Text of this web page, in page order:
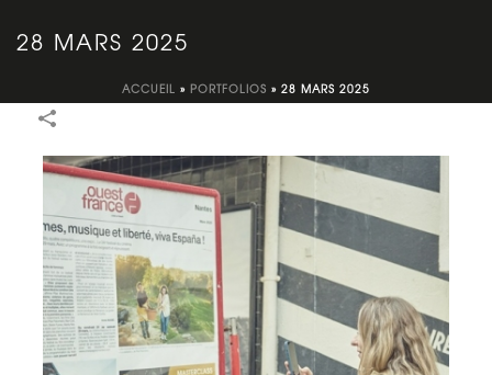
28 MARS 2025
ACCUEIL » PORTFOLIOS » 28 MARS 2025